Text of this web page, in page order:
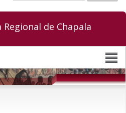
de Chapala